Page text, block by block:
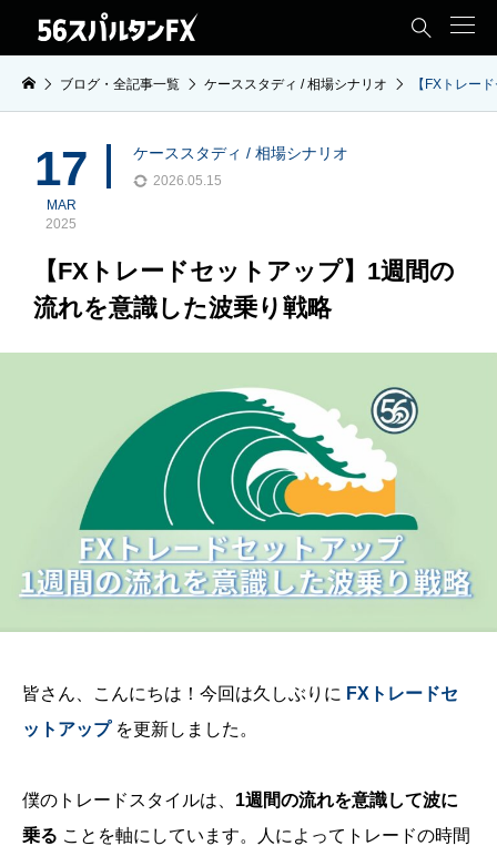

ブログ・全記事一覧 ケーススタディ / 相場シナリオ 【FXトレー
17
MAR
2025
ケーススタディ / 相場シナリオ
2026.05.15
【FXトレードセットアップ】1週間の
流れを意識した波乗り戦略
皆さん、こんにちは！今回は久しぶりに FXトレードセ
ットアップを更新しました。
僕のトレードスタイルは、 1週間の流れを意識して波に
乗る ことを軸にしています。人によってトレードの時間